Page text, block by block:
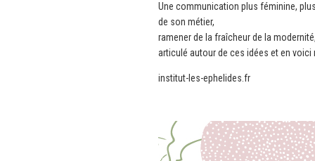
Une communication plus féminine,
de son métier,
ramener de la fraîcheur de la
articulé autour de ces idées et en
institut-les-ephelides.fr